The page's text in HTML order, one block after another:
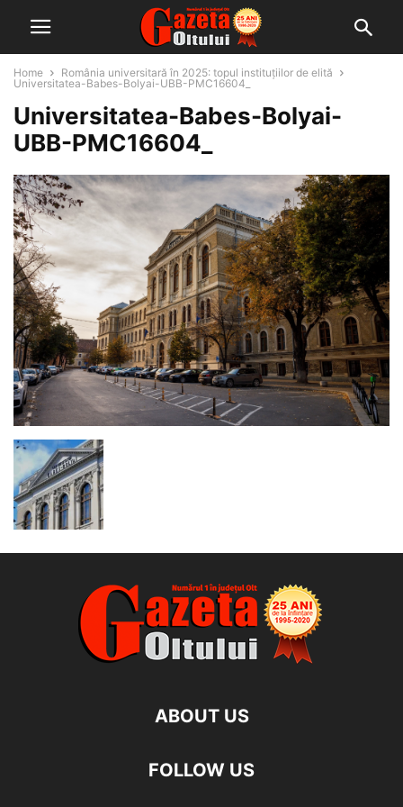
Home
România universitară în 2025: topul instituțiilor de elită
Universitatea-Babes-Bolyai-UBB-PMC16604_
Universitatea-Babes-Bolyai-
UBB-PMC16604_
ABOUT US
FOLLOW US